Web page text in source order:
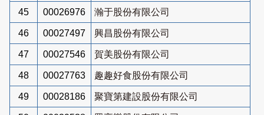
45 00026976 瀚于股份有限公司
46 00027497 興昌股份有限公司
47 00027546 賀美股份有限公司
48 00027763 趣趣好食股份有限公司
49 00028186 聚寶第建設股份有限公司